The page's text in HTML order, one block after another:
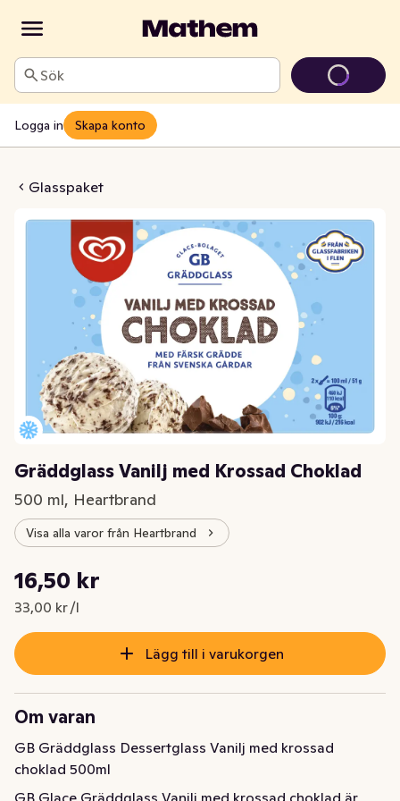
Sök
Logga in Skapa konto
Glasspaket
Krossad Choklad
Gräddglass Vanilj med Krossad Choklad
500 ml, Heartbrand
Visa alla varor från Heartbrand
Nuvarande pris är: 16,50 kr
16,50 kr
33,00 kr /l
Styckpris: 33,00 kr /l
Lägg till i varukorgen
Om varan
GB Gräddglass Dessertglass Vanilj med krossad
choklad 500ml